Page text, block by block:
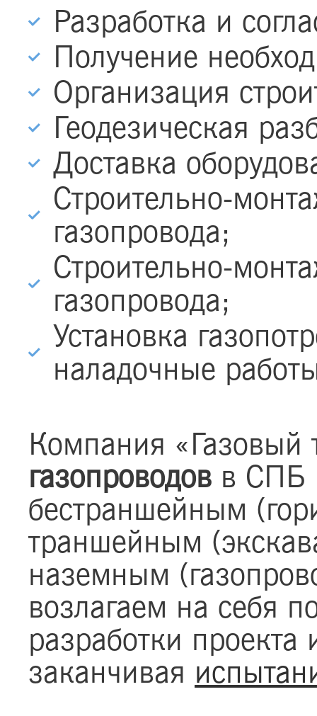
Разработка и
Получение
Организация
Геодезическая
Доставка
Строительно-
газопровода;
Строительно-
газопровода;
Установка
наладочные
Компания «Газовый
газопроводов в СПБ
бестраншейным
траншейным
наземным
возлагаем на себя
разработки
заканчивая